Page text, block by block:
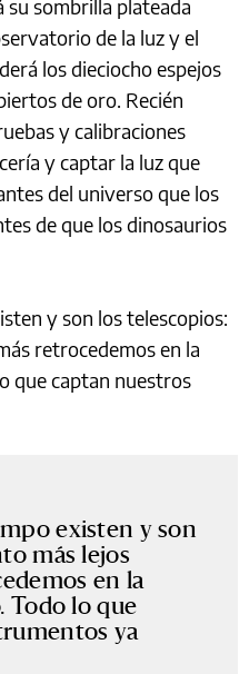
sombrilla plateada
de la luz y el
los dieciocho espejos
de oro. Recién
y calibraciones
y captar la luz que
del universo que los
de que los dinosaurios
y son los telescopios:
retrocedemos en la
que captan nuestros
existen y son
más lejos
en la
Todo lo que
ya